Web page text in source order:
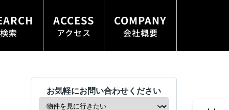
索
ACCESS
アクセス
COMPANY
会社概要
お気軽にお問い合わせください